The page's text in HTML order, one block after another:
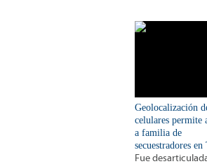
Geolocalización
celulares permite
a familia de
secuestradores
Fue